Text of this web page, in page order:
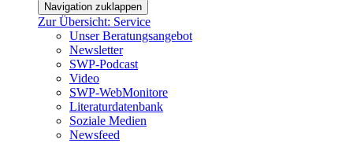
Navigation zuklappen
Zur Übersicht: Service
Unser Beratungsangebot
Newsletter
SWP-Podcast
Video
SWP-WebMonitore
Literaturdatenbank
Soziale Medien
Newsfeed